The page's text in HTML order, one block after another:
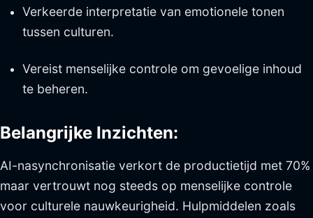
Verkeerde interpretatie van emotionele tonen
tussen culturen.
Vereist menselijke controle om gevoelige inhoud
te beheren.
Belangrijke Inzichten:
AI-nasynchronisatie verkort de productietijd met 70%
maar vertrouwt nog steeds op menselijke controle
voor culturele nauwkeurigheid. Hulpmiddelen zoals